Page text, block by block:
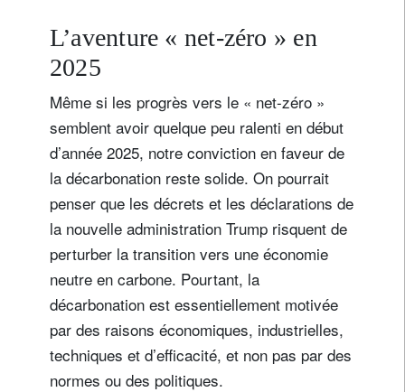
L’aventure « net-zéro » en
2025
Même si les progrès vers le « net-zéro »
semblent avoir quelque peu ralenti en début
d’année 2025, notre conviction en faveur de
la décarbonation reste solide. On pourrait
penser que les décrets et les déclarations de
la nouvelle administration Trump risquent de
perturber la transition vers une économie
neutre en carbone. Pourtant, la
décarbonation est essentiellement motivée
par des raisons économiques, industrielles,
techniques et d’efficacité, et non pas par des
normes ou des politiques.